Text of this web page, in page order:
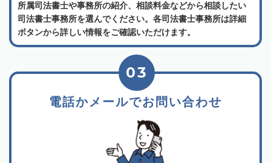
所属司法書士や事務所の紹介、相談料金などから相談したい
司法書士事務所を選んでください。各司法書士事務所は詳細
ボタンから詳しい情報をご確認いただけます。
電話かメールでお問い合わせ
03